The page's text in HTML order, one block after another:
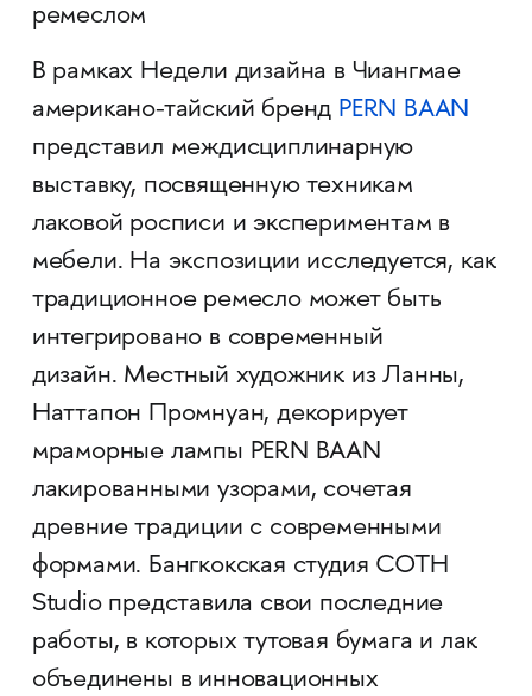
ремеслом
В рамках Недели дизайна в Чиангмае
американо-тайский бренд PERN BAAN
представил междисциплинарную
выставку, посвященную техникам
лаковой росписи и экспериментам в
мебели. На экспозиции исследуется, как
традиционное ремесло может быть
интегрировано в современный
дизайн. Местный художник из Ланны,
Наттапон Промнуан, декорирует
мраморные лампы PERN BAAN
лакированными узорами, сочетая
древние традиции с современными
формами. Бангкокская студия COTH
Studio представила свои последние
работы, в которых тутовая бумага и лак
объединены в инновационных